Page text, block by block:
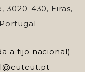
3020-430, Eiras,
a fijo nacional)